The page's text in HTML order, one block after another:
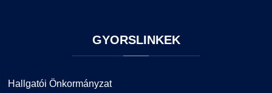
GYORSLINKEK
Hallgatói Önkormányzat